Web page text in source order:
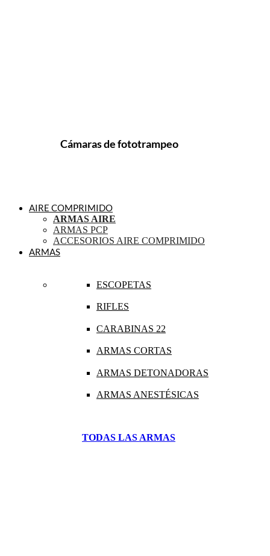
Cámaras de fototrampeo
AIRE COMPRIMIDO
ARMAS AIRE
ARMAS PCP
ACCESORIOS AIRE COMPRIMIDO
ARMAS
ESCOPETAS
RIFLES
CARABINAS 22
ARMAS CORTAS
ARMAS DETONADORAS
ARMAS ANESTÉSICAS
TODAS LAS ARMAS